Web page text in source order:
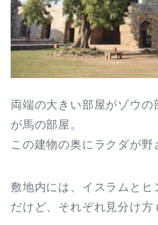
両端の大きい部屋がゾウ
が馬の部屋。
この建物の奥にラクダが野
敷地内には、イスラムと
だけど、それぞれ見分け方